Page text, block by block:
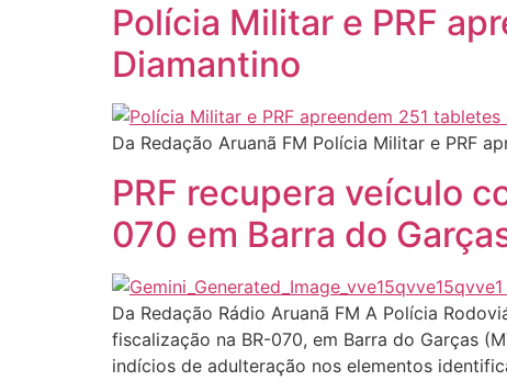
Polícia Militar e PRF
Diamantino
Da Redação Aruanã FM Polícia Militar e PRF
PRF recupera veículo
070 em Barra do
Da Redação Rádio Aruanã FM A Polícia
fiscalização na BR-070, em Barra do Garças
indícios de adulteração nos elementos